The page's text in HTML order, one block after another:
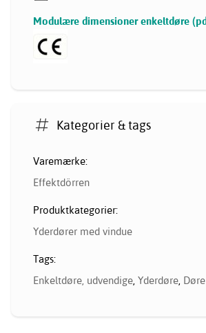
Modulære dimensioner enkeltdøre
Kategorier & tags
Varemærke:
Effektdörren
Produktkategorier:
Yderdører med vindue
Tags:
Enkeltdøre, udvendige, Yderdøre,